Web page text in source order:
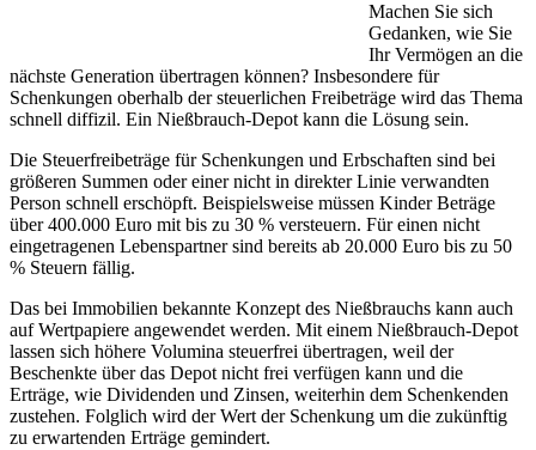
Machen Sie sich
Gedanken, wie Sie
Ihr Vermögen an die
nächste Generation übertragen können? Insbesondere für
Schenkungen oberhalb der steuerlichen Freibeträge wird das Thema
schnell diffizil. Ein Nießbrauch-Depot kann die Lösung sein.
Die Steuerfreibeträge für Schenkungen und Erbschaften sind bei
größeren Summen oder einer nicht in direkter Linie verwandten
Person schnell erschöpft. Beispielsweise müssen Kinder Beträge
über 400.000 Euro mit bis zu 30 % versteuern. Für einen nicht
eingetragenen Lebenspartner sind bereits ab 20.000 Euro bis zu 50
% Steuern fällig.
Das bei Immobilien bekannte Konzept des Nießbrauchs kann auch
auf Wertpapiere angewendet werden. Mit einem Nießbrauch-Depot
lassen sich höhere Volumina steuerfrei übertragen, weil der
Beschenkte über das Depot nicht frei verfügen kann und die
Erträge, wie Dividenden und Zinsen, weiterhin dem Schenkenden
zustehen. Folglich wird der Wert der Schenkung um die zukünftig
zu erwartenden Erträge gemindert.